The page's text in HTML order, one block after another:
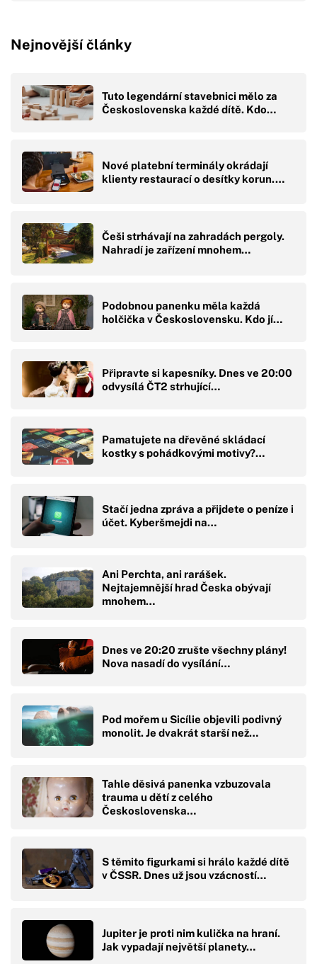
Nejnovější články
Tuto legendární stavebnici mělo za
Československa každé dítě. Kdo…
Nové platební terminály okrádají
klienty restaurací o desítky korun.…
Češi strhávají na zahradách pergoly.
Nahradí je zařízení mnohem…
Podobnou panenku měla každá
holčička v Československu. Kdo jí…
Připravte si kapesníky. Dnes ve 20:00
odvysílá ČT2 strhující…
Pamatujete na dřevěné skládací
kostky s pohádkovými motivy?…
Stačí jedna zpráva a přijdete o peníze i
účet. Kyberšmejdi na…
Ani Perchta, ani rarášek.
Nejtajemnější hrad Česka obývají
mnohem…
Dnes ve 20:20 zrušte všechny plány!
Nova nasadí do vysílání…
Pod mořem u Sicílie objevili podivný
monolit. Je dvakrát starší než…
Tahle děsivá panenka vzbuzovala
trauma u dětí z celého
Československa…
S těmito figurkami si hrálo každé dítě
v ČSSR. Dnes už jsou vzácností…
Jupiter je proti nim kulička na hraní.
Jak vypadají největší planety…